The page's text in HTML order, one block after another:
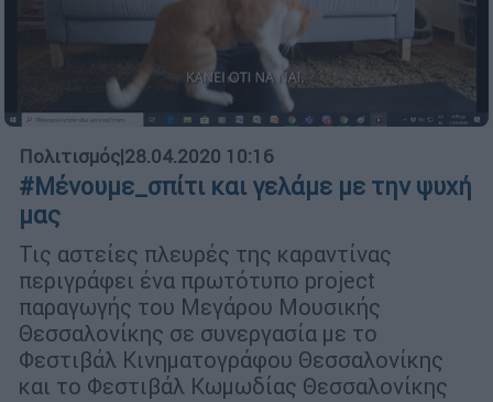
Πολιτισμός|28.04.2020 10:16
#Μένουμε_σπίτι και γελάμε με την ψυχή
μας
Τις αστείες πλευρές της καραντίνας
περιγράφει ένα πρωτότυπο project
παραγωγής του Μεγάρου Μουσικής
Θεσσαλονίκης σε συνεργασία με το
Φεστιβάλ Κινηματογράφου Θεσσαλονίκης
και το Φεστιβάλ Κωμωδίας Θεσσαλονίκης